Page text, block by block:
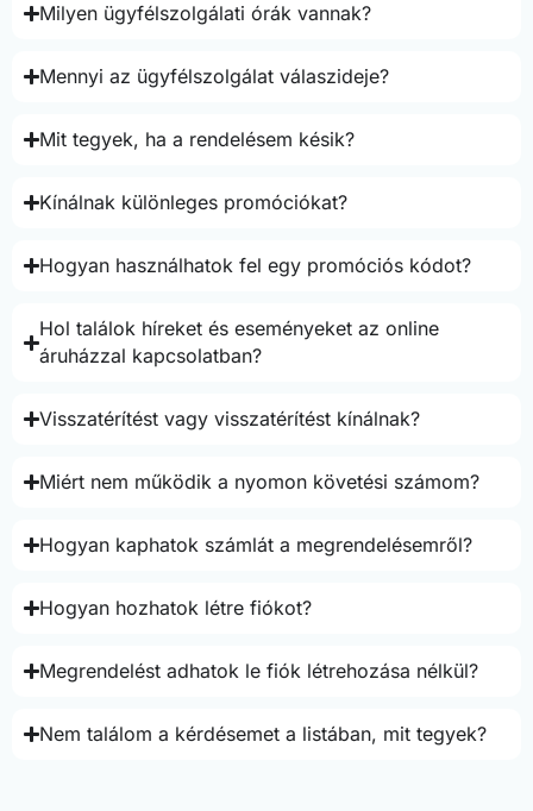
Milyen ügyfélszolgálati órák vannak?
Mennyi az ügyfélszolgálat válaszideje?
Mit tegyek, ha a rendelésem késik?
Kínálnak különleges promóciókat?
Hogyan használhatok fel egy promóciós kódot?
Hol találok híreket és eseményeket az online
áruházzal kapcsolatban?
Visszatérítést vagy visszatérítést kínálnak?
Miért nem működik a nyomon követési számom?
Hogyan kaphatok számlát a megrendelésemről?
Hogyan hozhatok létre fiókot?
Megrendelést adhatok le fiók létrehozása nélkül?
Nem találom a kérdésemet a listában, mit tegyek?